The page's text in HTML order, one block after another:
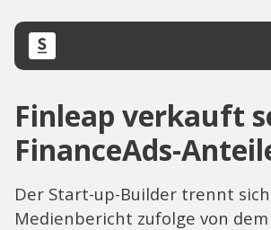
Finleap verkauft
FinanceAds-
Der Start-up-Builder trennt
Medienbericht zufolge von